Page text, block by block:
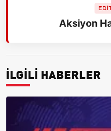
Aksiyon
İLGİLİ HABERLER